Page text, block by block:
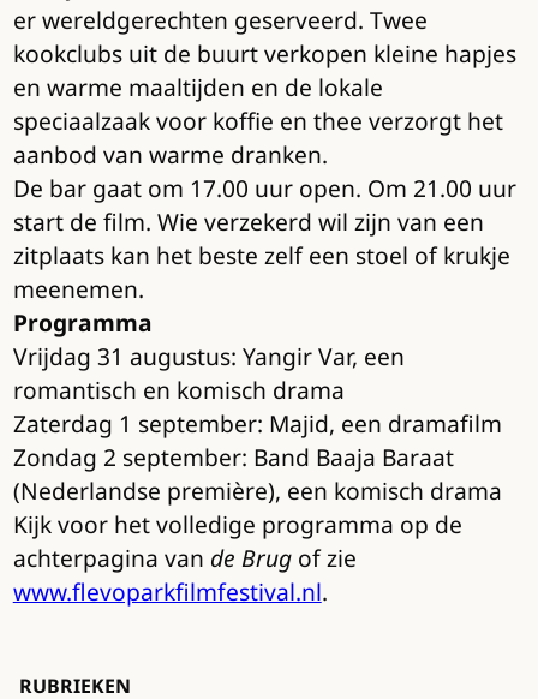
er wereldgerechten geserveerd. Twee
kookclubs uit de buurt verkopen kleine hapjes
en warme maaltijden en de lokale
speciaalzaak voor koffie en thee verzorgt het
aanbod van warme dranken.
De bar gaat om 17.00 uur open. Om 21.00 uur
start de film. Wie verzekerd wil zijn van een
zitplaats kan het beste zelf een stoel of krukje
meenemen.
Programma
Vrijdag 31 augustus: Yangir Var, een
romantisch en komisch drama
Zaterdag 1 september: Majid, een dramafilm
Zondag 2 september: Band Baaja Baraat
(Nederlandse première), een komisch drama
Kijk voor het volledige programma op de
achterpagina van de Brugof zie
www.flevoparkfilmfestival.nl.
RUBRIEKEN